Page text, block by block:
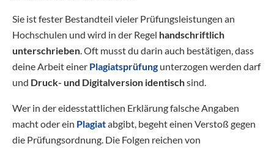
Sie ist fester Bestandteil vieler Prüfungsleistungen an
Hochschulen und wird in der Regel handschriftlich
unterschrieben. Oft musst du darin auch bestätigen, dass
deine Arbeit einer Plagiatsprüfung unterzogen werden darf
und Druck- und Digitalversion identischsind.
Wer in der eidesstattlichen Erklärung falsche Angaben
macht oder ein Plagiatabgibt, begeht einen Verstoß gegen
die Prüfungsordnung. Die Folgen reichen von